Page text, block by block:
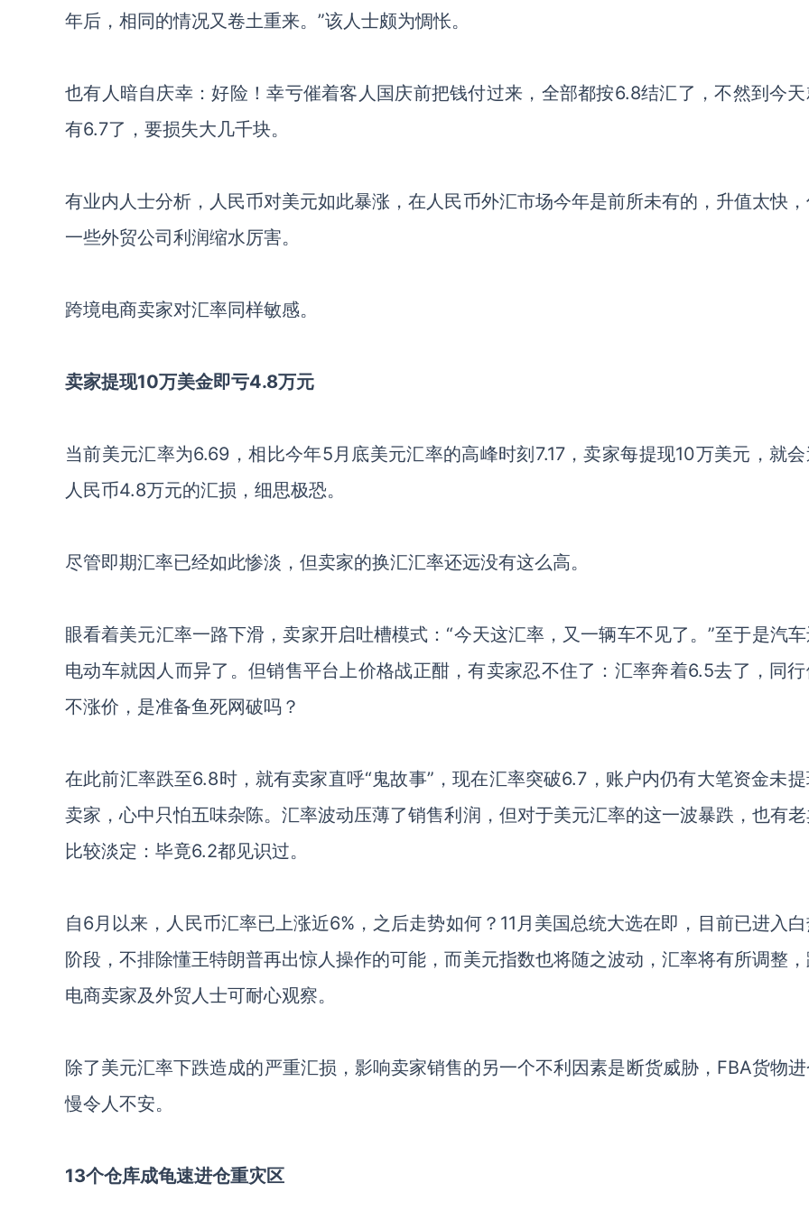
年后，相同的情况又卷土重来。”该人士颇为惆怅。
也有人暗自庆幸：好险！幸亏催着客人国庆前把钱付过来，全部都按6.8结汇了，不然到今
有6.7了，要损失大几千块。
有业内人士分析，人民币对美元如此暴涨，在人民币外汇市场今年是前所未有的，升值太快
一些外贸公司利润缩水厉害。
跨境电商卖家对汇率同样敏感。
卖家提现10万美金即亏4.8万元
当前美元汇率为6.69，相比今年5月底美元汇率的高峰时刻7.17，卖家每提现10万美元，就
人民币4.8万元的汇损，细思极恐。
尽管即期汇率已经如此惨淡，但卖家的换汇汇率还远没有这么高。
眼看着美元汇率一路下滑，卖家开启吐槽模式： “今天这汇率，又一辆车不见了。”至于是汽
电动车就因人而异了。但销售平台上价格战正酣，有卖家忍不住了：汇率奔着6.5去了，同
不涨价，是准备鱼死网破吗？
在此前汇率跌至6.8时，就有卖家直呼“鬼故事”，现在汇率突破6.7，账户内仍有大笔资金未
卖家，心中只怕五味杂陈。汇率波动压薄了销售利润，但对于美元汇率的这一波暴跌，也有
比较淡定：毕竟6.2都见识过。
自6月以来，人民币汇率已上涨近6%，之后走势如何？11月美国总统大选在即，目前已进入
阶段，不排除懂王特朗普再出惊人操作的可能，而美元指数也将随之波动，汇率将有所调整
电商卖家及外贸人士可耐心观察。
除了美元汇率下跌造成的严重汇损，影响卖家销售的另一个不利因素是断货威胁， FBA货物
慢令人不安。
13个仓库成龟速进仓重灾区